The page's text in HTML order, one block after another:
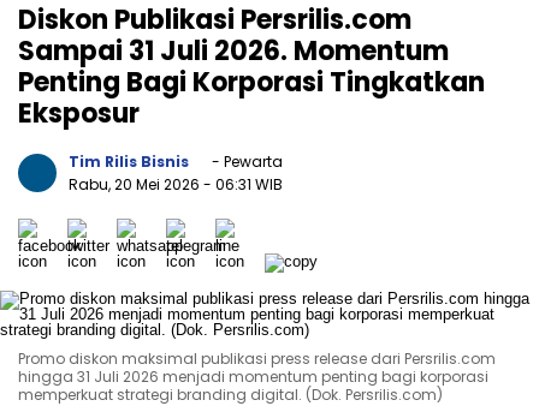
Diskon Publikasi Persrilis.com
Sampai 31 Juli 2026. Momentum
Penting Bagi Korporasi Tingkatkan
Eksposur
Tim Rilis Bisnis
- Pewarta
Rabu, 20 Mei 2026 - 06:31 WIB
Promo diskon maksimal publikasi press release dari Persrilis.com
hingga 31 Juli 2026 menjadi momentum penting bagi korporasi
memperkuat strategi branding digital. (Dok. Persrilis.com)